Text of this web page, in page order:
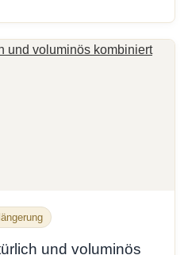
und voluminös